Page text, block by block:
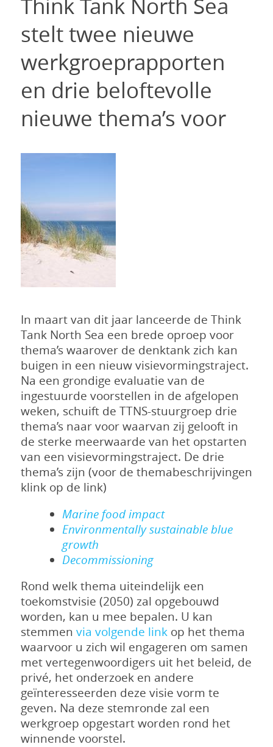
Think Tank North Sea
stelt twee nieuwe
werkgroeprapporten
en drie beloftevolle
nieuwe thema’s voor
In maart van dit jaar lanceerde de Think
Tank North Sea een brede oproep voor
thema’s waarover de denktank zich kan
buigen in een nieuw visievormingstraject.
Na een grondige evaluatie van de
ingestuurde voorstellen in de afgelopen
weken, schuift de TTNS-stuurgroep drie
thema’s naar voor waarvan zij gelooft in
de sterke meerwaarde van het opstarten
van een visievormingstraject. De drie
thema’s zijn (voor de themabeschrijvingen
klink op de link)
Marine food impact
Environmentally sustainable blue
growth
Decommissioning
Rond welk thema uiteindelijk een
toekomstvisie (2050) zal opgebouwd
worden, kan u mee bepalen. U kan
stemmen via volgende linkop het thema
waarvoor u zich wil engageren om samen
met vertegenwoordigers uit het beleid, de
privé, het onderzoek en andere
geïnteresseerden deze visie vorm te
geven. Na deze stemronde zal een
werkgroep opgestart worden rond het
winnende voorstel.